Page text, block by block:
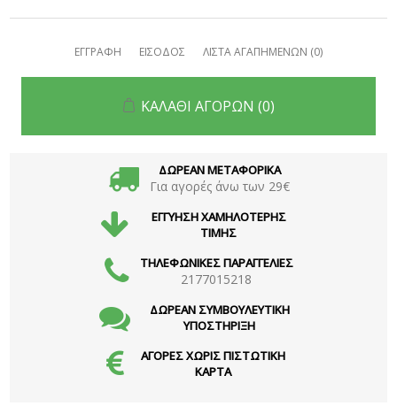
ΕΓΓΡΑΦΗ ΕΙΣΟΔΟΣ ΛΙΣΤΑ ΑΓΑΠΗΜΕΝΩΝ (0)
ΚΑΛΑΘΙ ΑΓΟΡΩΝ (0)
ΔΩΡΕΑΝ ΜΕΤΑΦΟΡΙΚΑ
Για αγορές άνω των 29€
ΕΓΓΥΗΣΗ ΧΑΜΗΛΟΤΕΡΗΣ
ΤΙΜΗΣ
ΤΗΛΕΦΩΝΙΚΕΣ ΠΑΡΑΓΓΕΛΙΕΣ
2177015218
ΔΩΡΕΑΝ ΣΥΜΒΟΥΛΕΥΤΙΚΗ
ΥΠΟΣΤΗΡΙΞΗ
ΑΓΟΡΕΣ ΧΩΡΙΣ ΠΙΣΤΩΤΙΚΗ
ΚΑΡΤΑ